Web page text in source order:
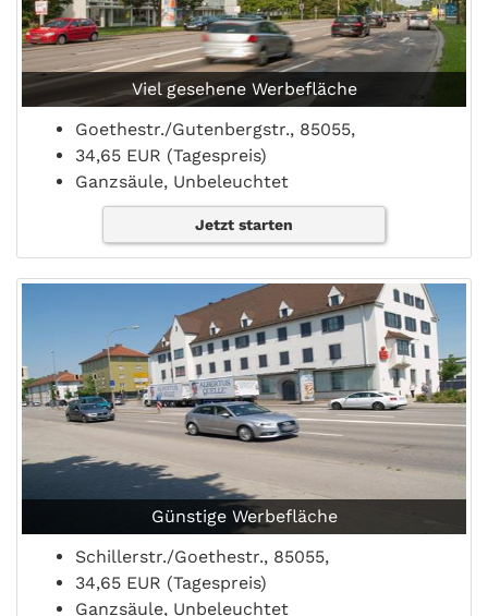
Viel gesehene Werbefläche
Goethestr./Gutenbergstr., 85055,
34,65 EUR (Tagespreis)
Ganzsäule, Unbeleuchtet
Jetzt starten
Günstige Werbefläche
Schillerstr./Goethestr., 85055,
34,65 EUR (Tagespreis)
Ganzsäule, Unbeleuchtet